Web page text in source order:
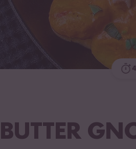
BUTTER